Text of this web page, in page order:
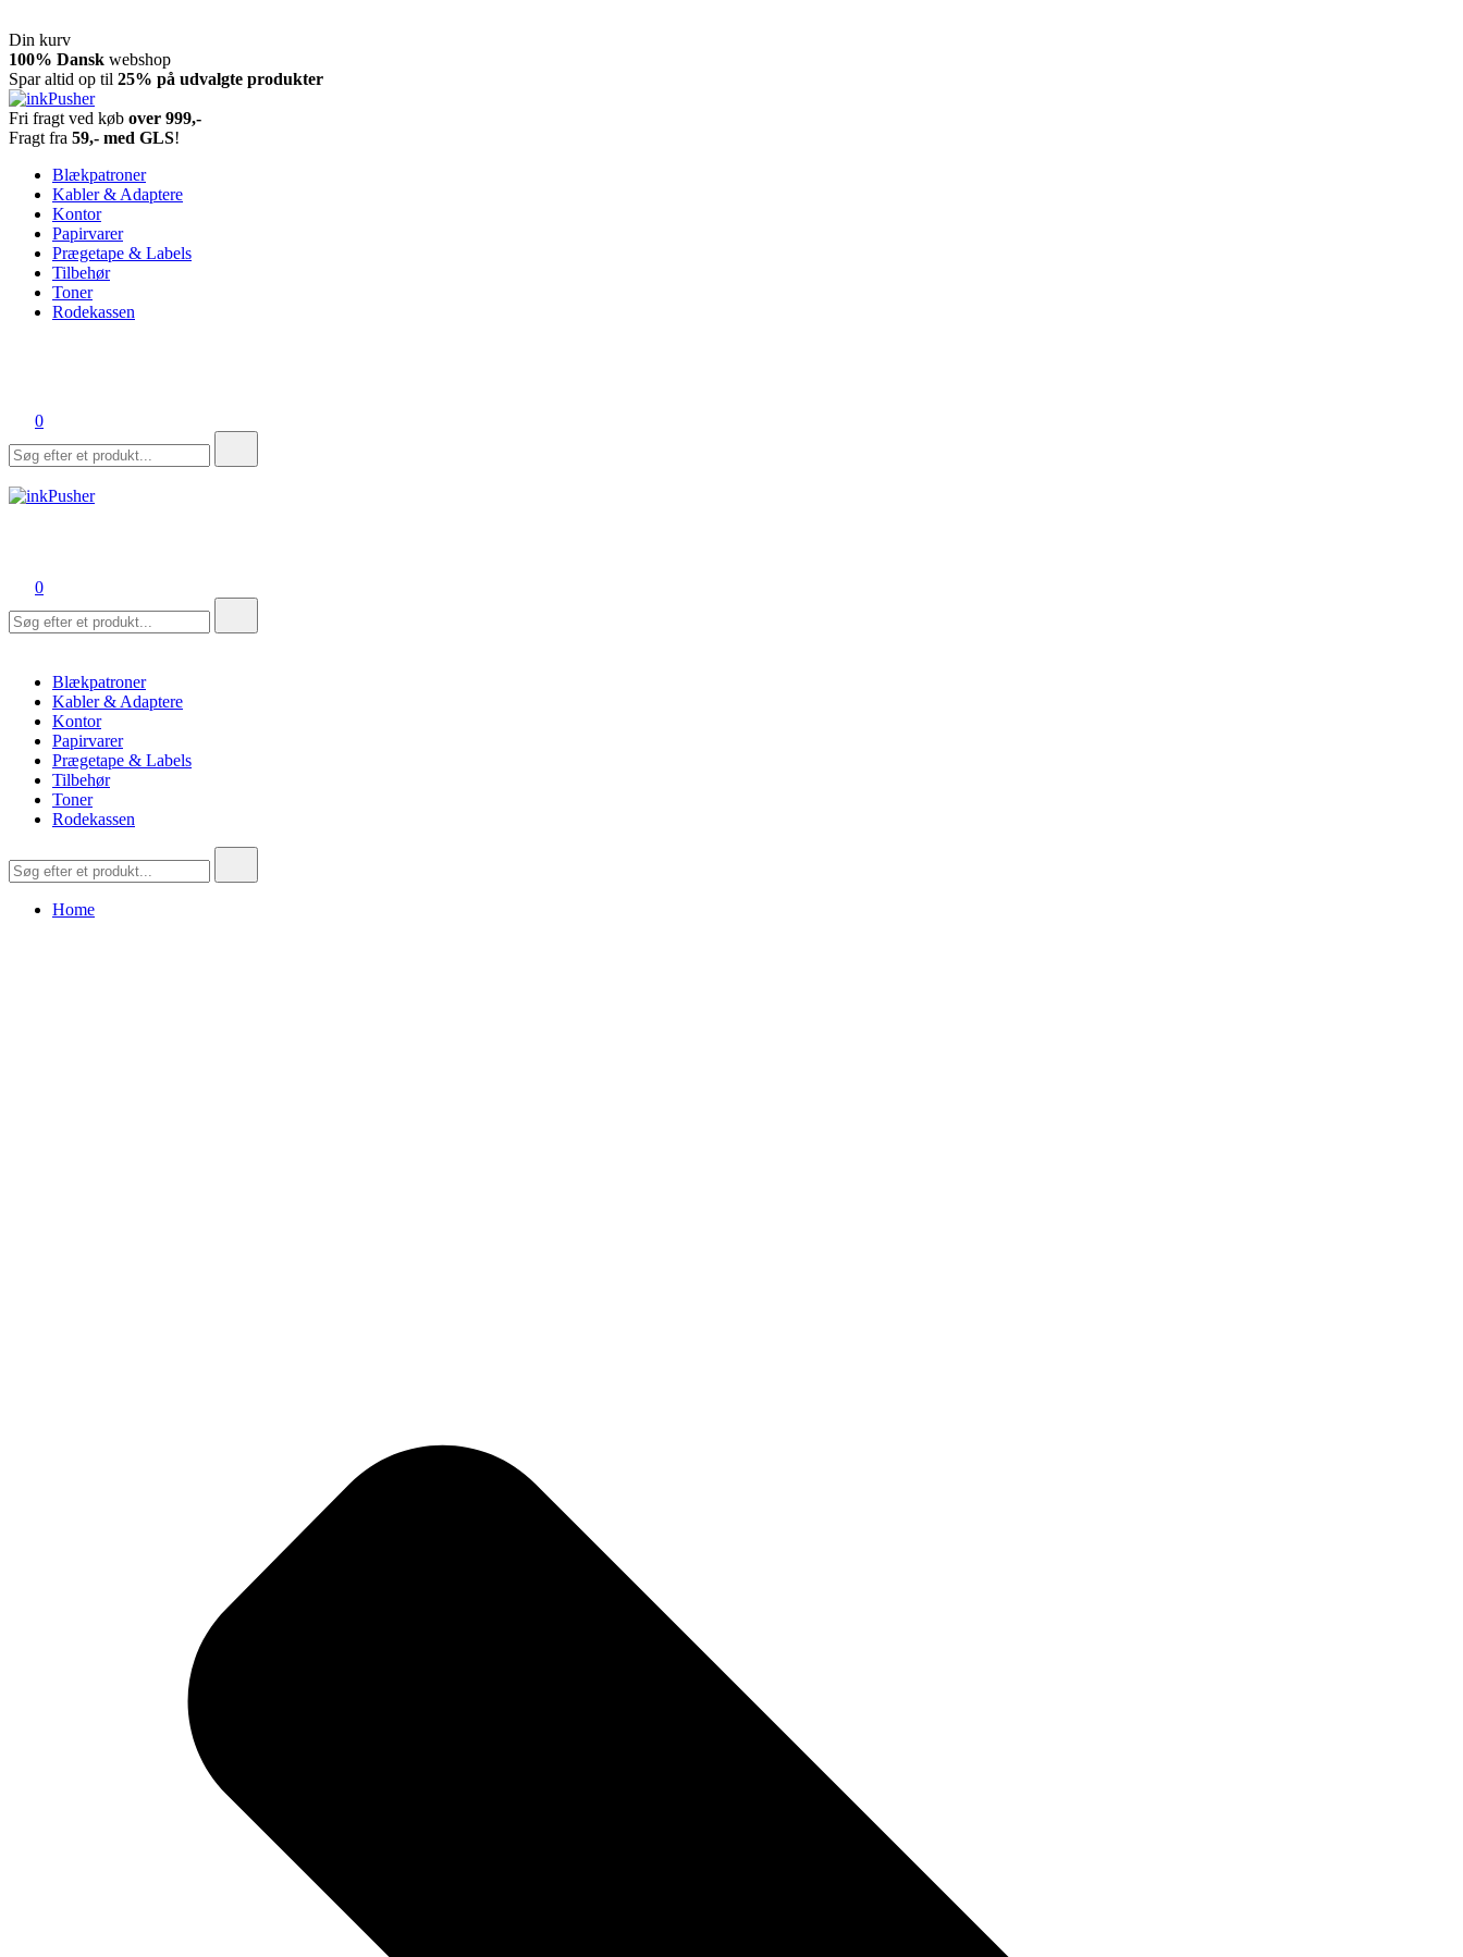
Din kurv
Spring
til
indhold
100% Dansk webshop
Spar altid op til 25% på udvalgte produkter
inkPusher
Leverandør af blækpatroner, kontor artikler og meget mere
Fri fragt ved køb over 999,-
Fragt fra 59,- med GLS!
Blækpatroner
Kabler & Adaptere
Kontor
Papirvarer
Prægetape & Labels
Tilbehør
Toner
Rodekassen
0
efter:
0
efter:
Blækpatroner
Kabler & Adaptere
Kontor
Papirvarer
Prægetape & Labels
Tilbehør
Toner
Rodekassen
efter:
Home